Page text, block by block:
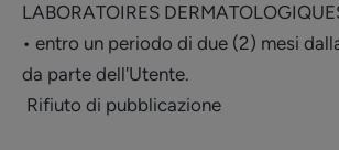
LABORATOIRES
• entro un periodo di due (2) mesi
da parte dell'Utente.
Rifiuto di pubblicazione